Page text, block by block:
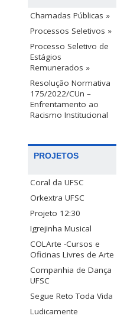
Chamadas Públicas »
Processos Seletivos »
Processo Seletivo de
Estágios
Remunerados »
Resolução Normativa
175/2022/CUn –
Enfrentamento ao
Racismo Institucional
PROJETOS
Coral da UFSC
Orkextra UFSC
Projeto 12:30
Igrejinha Musical
COLArte -Cursos e
Oficinas Livres de Arte
Companhia de Dança
UFSC
Segue Reto Toda Vida
Ludicamente